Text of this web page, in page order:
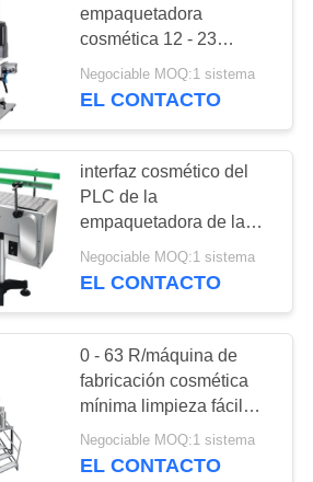
empaquetadora
cosmética 12 - 23
casos/velocidad de
empaquetado del minuto
Negociable MOQ:1 sistema
EL CONTACTO
interfaz cosmético del
PLC de la
empaquetadora de la
impulsión del cilindro
6.5kw controlado
Negociable MOQ:1 sistema
EL CONTACTO
0 - 63 R/máquina de
fabricación cosmética
mínima limpieza fácil
para farmacéutico
Negociable MOQ:1 sistema
EL CONTACTO